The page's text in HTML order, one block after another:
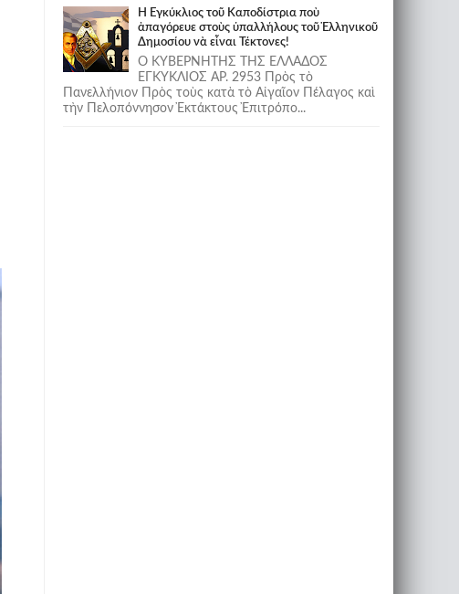
Ἡ Ἐγκύκλιος τοῦ Καποδίστρια ποὺ
ἀπαγόρευε στοὺς ὑπαλλήλους τοῦ Ἑλληνικοῦ
Δημοσίου νὰ εἶναι Τέκτονες!
Ο ΚΥΒΕΡΝΗΤΗΣ ΤΗΣ ΕΛΛΑΔΟΣ
ΕΓΚΥΚΛΙΟΣ ΑΡ. 2953 Πρὸς τὸ
Πανελλήνιον Πρὸς τοὺς κατὰ τὸ Αἰγαῖον Πέλαγος καὶ
τὴν Πελοπόννησον Ἐκτάκτους Ἐπιτρόπο...